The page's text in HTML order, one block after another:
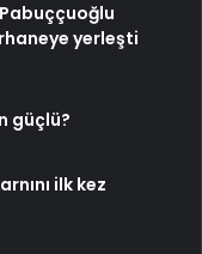
yerleşti
güçlü?
ilk kez